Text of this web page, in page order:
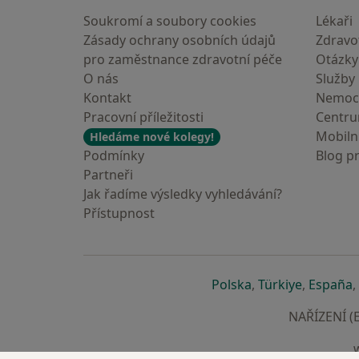
Soukromí a soubory cookies
Zásady ochrany osobních údajů
pro zaměstnance zdravotní péče
O nás
Kontakt
Pracovní příležitosti
Hledáme nové kolegy!
Podmínky
Partneři
Jak řadíme výsledky vyhledávání?
Přístupnost
Lékaři
Služby
Blog
Polskase otevře v nové
, Türkiyese
, España,
NAŘÍZENÍ